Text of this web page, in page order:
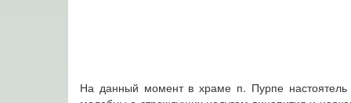
На данный момент в храме п. Пурпе